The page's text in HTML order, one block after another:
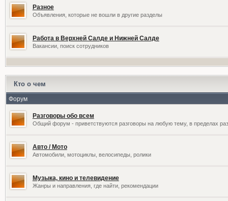
Разное
Объявления, которые не вошли в другие разделы
Работа в Верхней Салде и Нижней Салде
Вакансии, поиск сотрудников
Кто о чем
Форум
Разговоры обо всем
Общий форум - приветствуются разговоры на любую тему, в пределах
Авто / Мото
Автомобили, мотоциклы, велосипеды, ролики
Музыка, кино и телевидение
Жанры и направления, где найти, рекомендации